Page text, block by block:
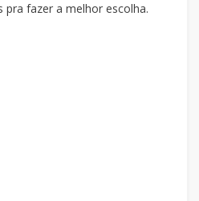
pra fazer a melhor escolha.